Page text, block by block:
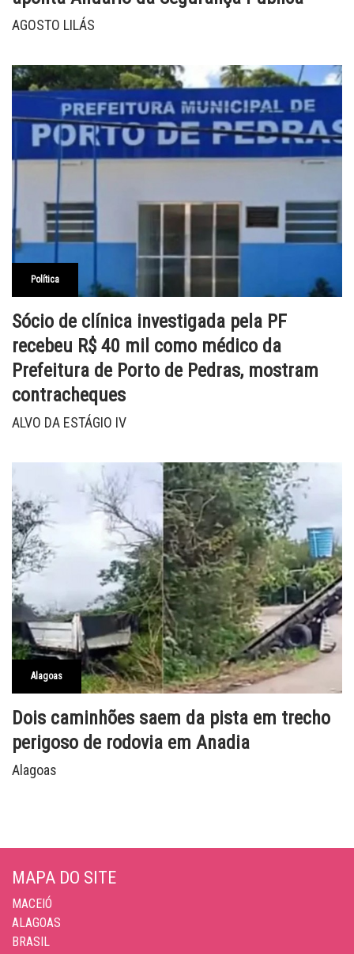
AGOSTO LILÁS
Política
Sócio de clínica investigada pela PF
recebeu R$ 40 mil como médico da
Prefeitura de Porto de Pedras, mostram
contracheques
ALVO DA ESTÁGIO IV
Alagoas
Dois caminhões saem da pista em trecho
perigoso de rodovia em Anadia
Alagoas
MAPA DO SITE
MACEIÓ
ALAGOAS
BRASIL